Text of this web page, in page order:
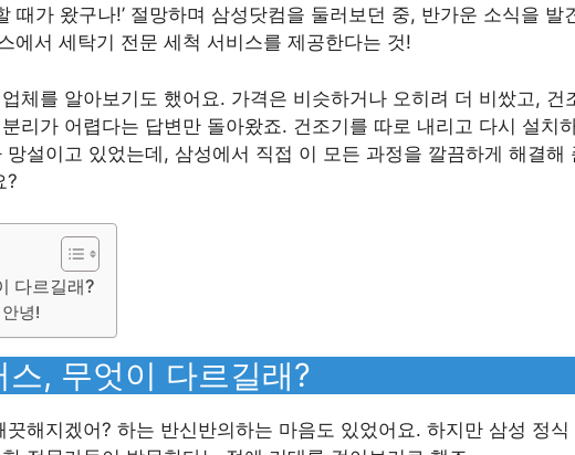
때가 왔구나!’ 절망하며 삼성닷컴을 둘러보던 중, 반가운 소식을 발
에서 세탁기 전문 세척 서비스를 제공한다는 것!
체를 알아보기도 했어요. 가격은 비슷하거나 오히려 더 비쌌고, 건
리가 어렵다는 답변만 돌아왔죠. 건조기를 따로 내리고 다시 설치
설이고 있었는데, 삼성에서 직접 이 모든 과정을 깔끔하게 해결해
?
다르길래?
녕!
, 무엇이 다르길래?
해지겠어? 하는 반신반의하는 마음도 있었어요. 하지만 삼성 정식